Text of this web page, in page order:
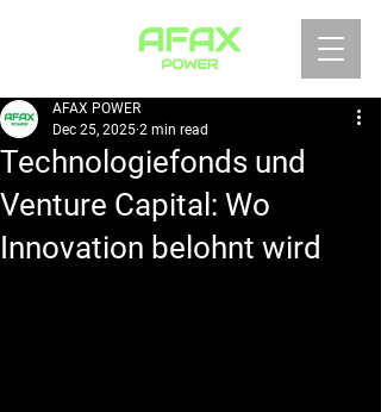
Technologiefonds und
Venture Capital: Wo
Innovation belohnt wird
AFAX POWER
Dec 25, 2025 2 min read